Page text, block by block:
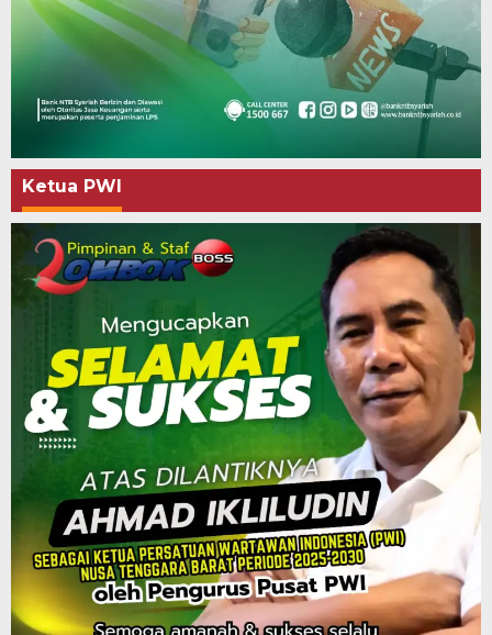
Ketua PWI